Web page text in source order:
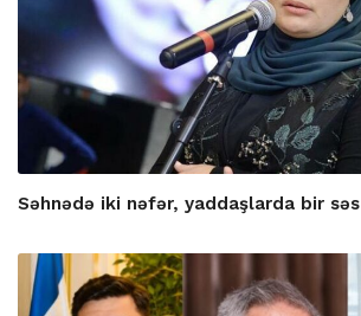
Səhnədə iki nəfər, yaddaşlarda bir səs